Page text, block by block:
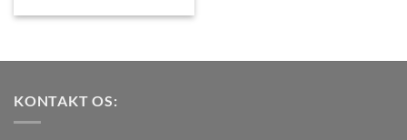
KONTAKT OS: